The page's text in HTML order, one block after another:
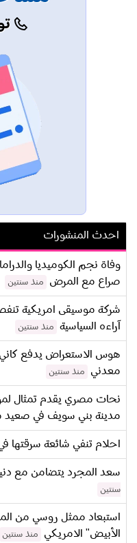
احدث المنشورات
وفاة نجم الكوميديا
صراع مع المرض
منذ سنتين
شركة موسيقى امريكية
آراءه السياسية
منذ سنتين
هوس الاستعراض يدفع
معدني
منذ سنتين
نحات مصري يقدم تمثال
مدينة بني سويف في صعيد
احلام تنفي شائعة سرقتها
سعد المجرد يتضامن مع
سنتين
استبعاد ممثل روسي من
الأبيض" الامريكي
منذ سنتين